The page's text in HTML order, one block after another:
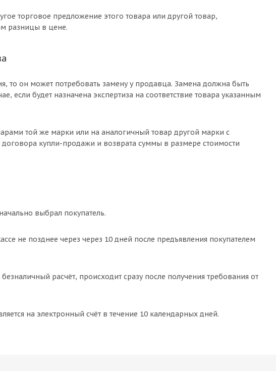
торговое предложение этого товара или другой товар,
разницы в цене.
то он может потребовать замену у продавца. Замена должна быть
если будет назначена экспертиза на соответствие товара указанным
той же марки или на аналогичный товар другой марки с
купли-продажи и возврата суммы в размере стоимости
выбрал покупатель.
не позднее через через 10 дней после предъявления покупателем
расчёт, происходит сразу после получения требования от
на электронный счёт в течение 10 календарных дней.